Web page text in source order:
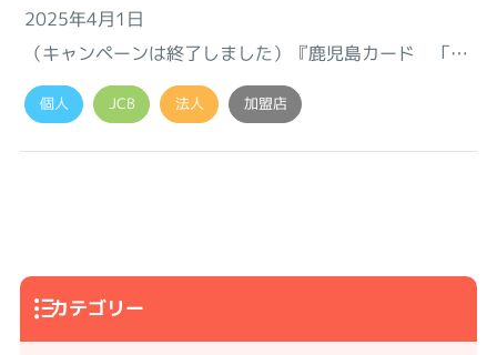
2025年4月1日
（キャンペーンは終了しました）『鹿児島カード 「Ｊ
ＣＢ クレ カード S」リリース記念キャンペーン』のお
知らせ♪
個人 JCB 法人 加盟店
カテゴリー